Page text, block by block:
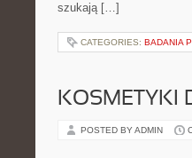
szukają […]
CATEGORIES: BADANIA
KOSMETYKI
POSTED BY ADMIN